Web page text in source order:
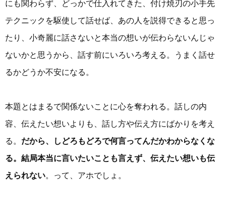
にも関わらず、どっかで仕入れてきた、付け焼刃の小手先
テクニックを駆使して話せば、あの人を説得できると思っ
たり、小奇麗に話さないと本当の想いが伝わらないんじゃ
ないかと思うから、話す前にいろいろ考える。うまく話せ
るかどうか不安になる。
本題とはまるで関係ないことに心を奪われる。話しの内
容、伝えたい想いよりも、話し方や伝え方にばかりを考え
る。 だから、しどろもどろで何言ってんだかわからなくな
る。結局本当に言いたいことも言えず、伝えたい想いも伝
えられない。って、アホでしょ。